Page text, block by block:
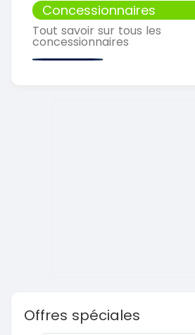
Concessionnaires
Tout savoir sur tous les
concessionnaires
Offres spéciales